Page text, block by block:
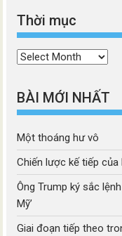
Thời mục
Thời
BÀI MỚI NHẤT
Một thoáng hư vô
Chiến lược kế tiếp
Ông Trump ký sắc
Mỹ’
Giai đoạn tiếp theo